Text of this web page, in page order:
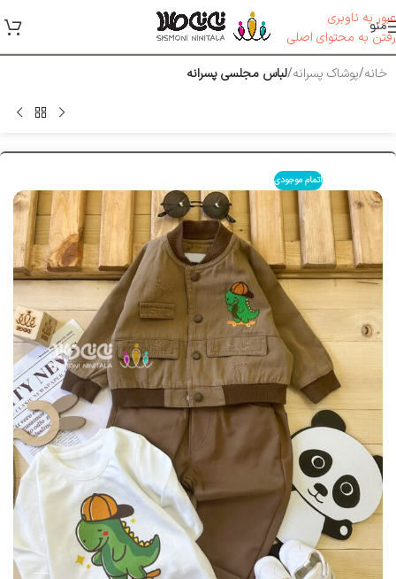
عبور به ناوبری
رفتن به محتوای اصلی
منو
خانه پوشاک پسرانه لباس مجلسی پسرانه
اتمام موجودی